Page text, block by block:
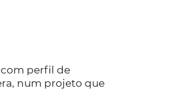
perfil de
num projeto que